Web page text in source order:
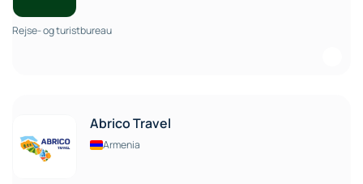
Rejse- og turistbureau
Abrico Travel
Armenia